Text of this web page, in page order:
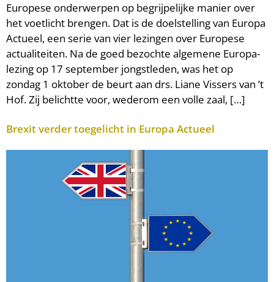
Europese onderwerpen op begrijpelijke manier over
het voetlicht brengen. Dat is de doelstelling van Europa
Actueel, een serie van vier lezingen over Europese
actualiteiten. Na de goed bezochte algemene Europa-
lezing op 17 september jongstleden, was het op
zondag 1 oktober de beurt aan drs. Liane Vissers van ’t
Hof. Zij belichtte voor, wederom een volle zaal, […]
Brexit verder toegelicht in Europa Actueel